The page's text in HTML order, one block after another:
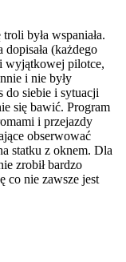
była wspaniała.
(każdego
wyjątkowej pilotce,
i nie były
do siebie i sytuacji
się bawić. Program
i przejazdy
obserwować
statku z oknem. Dla
zrobił bardzo
co nie zawsze jest